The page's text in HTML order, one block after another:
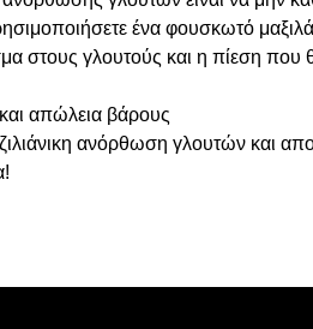
ένα φουσκωτό
στους γλουτούς και η πίεση που
απώλεια βάρους
ανόρθωση γλουτών και